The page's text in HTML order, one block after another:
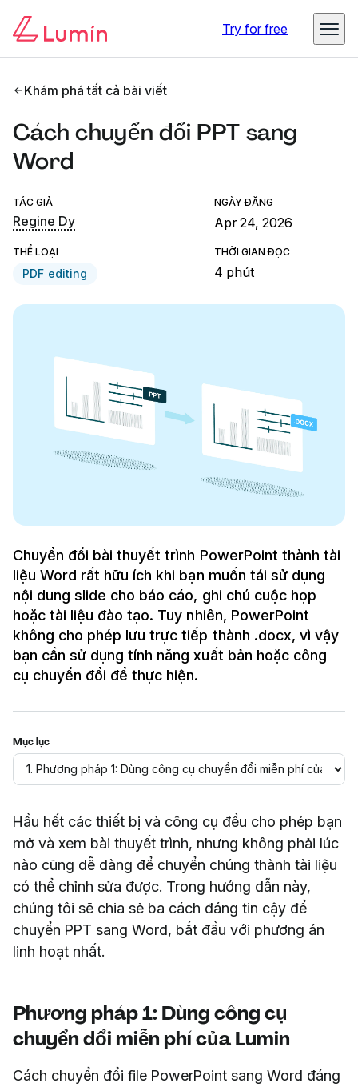
Try for free
Khám phá tất cả bài viết
Cách chuyển đổi PPT sang
Word
TÁC GIẢ
Regine Dy
NGÀY ĐĂNG
Apr 24, 2026
THỂ LOẠI
PDF editing
THỜI GIAN ĐỌC
4 phút
Chuyển đổi bài thuyết trình PowerPoint thành tài
liệu Word rất hữu ích khi bạn muốn tái sử dụng
nội dung slide cho báo cáo, ghi chú cuộc họp
hoặc tài liệu đào tạo. Tuy nhiên, PowerPoint
không cho phép lưu trực tiếp thành .docx, vì vậy
bạn cần sử dụng tính năng xuất bản hoặc công
cụ chuyển đổi để thực hiện.
Mục lục
Hầu hết các thiết bị và công cụ đều cho phép bạn
mở và xem bài thuyết trình, nhưng không phải lúc
nào cũng dễ dàng để chuyển chúng thành tài liệu
có thể chỉnh sửa được. Trong hướng dẫn này,
chúng tôi sẽ chia sẻ ba cách đáng tin cậy để
chuyển PPT sang Word, bắt đầu với phương án
linh hoạt nhất.
Phương pháp 1: Dùng công cụ
chuyển đổi miễn phí của Lumin
Cách chuyển đổi file PowerPoint sang Word đáng